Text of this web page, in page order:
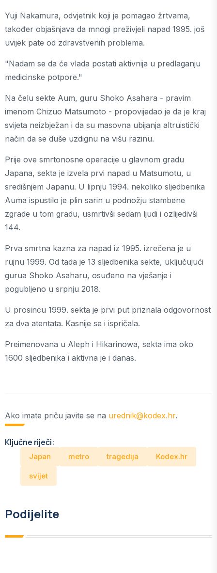
Yuji Nakamura, odvjetnik koji je pomagao žrtvama,
također objašnjava da mnogi preživjeli napad 1995. još
uvijek pate od zdravstvenih problema.
"Nadam se da će vlada postati aktivnija u predlaganju
medicinske potpore."
Na čelu sekte Aum, guru Shoko Asahara - pravim
imenom Chizuo Matsumoto - propovijedao je da je kraj
svijeta neizbježan i da su masovna ubijanja altruistički
način da se duše uzdignu na višu razinu.
Prije ove smrtonosne operacije u glavnom gradu
Japana, sekta je izvela prvi napad u Matsumotu, u
središnjem Japanu. U lipnju 1994. nekoliko sljedbenika
Auma ispustilo je plin sarin u podnožju stambene
zgrade u tom gradu, usmrtivši sedam ljudi i ozlijedivši
144.
Prva smrtna kazna za napad iz 1995. izrečena je u
rujnu 1999. Od tada je 13 sljedbenika sekte, uključujući
gurua Shoko Asaharu, osuđeno na vješanje i
pogubljeno u srpnju 2018.
U prosincu 1999. sekta je prvi put priznala odgovornost
za dva atentata. Kasnije se i ispričala.
Preimenovana u Aleph i Hikarinowa, sekta ima oko
1600 sljedbenika i aktivna je i danas.
Ako imate priču javite se na urednik@kodex.hr.
Ključne riječi:
Japan metro tragedija Kodex.hr
svijet
Podijelite